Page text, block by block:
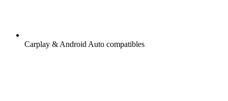
Carplay & Android Auto compatibles